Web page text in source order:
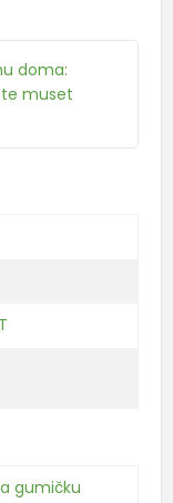
doma:
muset
gumičku